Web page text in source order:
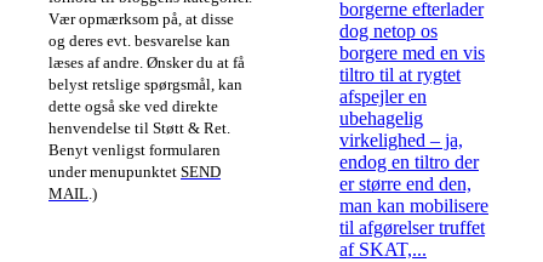
Vær opmærksom på, at disse
og deres evt. besvarelse kan
læses af andre. Ønsker du at få
belyst retslige spørgsmål, kan
dette også ske ved direkte
henvendelse til Støtt & Ret.
Benyt venligst formularen
under menupunktet SEND
MAIL .)
borgerne efterlader
dog netop os
borgere med en vis
tiltro til at rygtet
afspejler en
ubehagelig
virkelighed – ja,
endog en tiltro der
er større end den,
man kan mobilisere
til afgørelser truffet
af SKAT,...